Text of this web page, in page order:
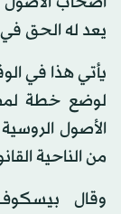
يعد له الحق في
يأتي هذا في
لوضع خطة
الأصول
من الناحية
وقال